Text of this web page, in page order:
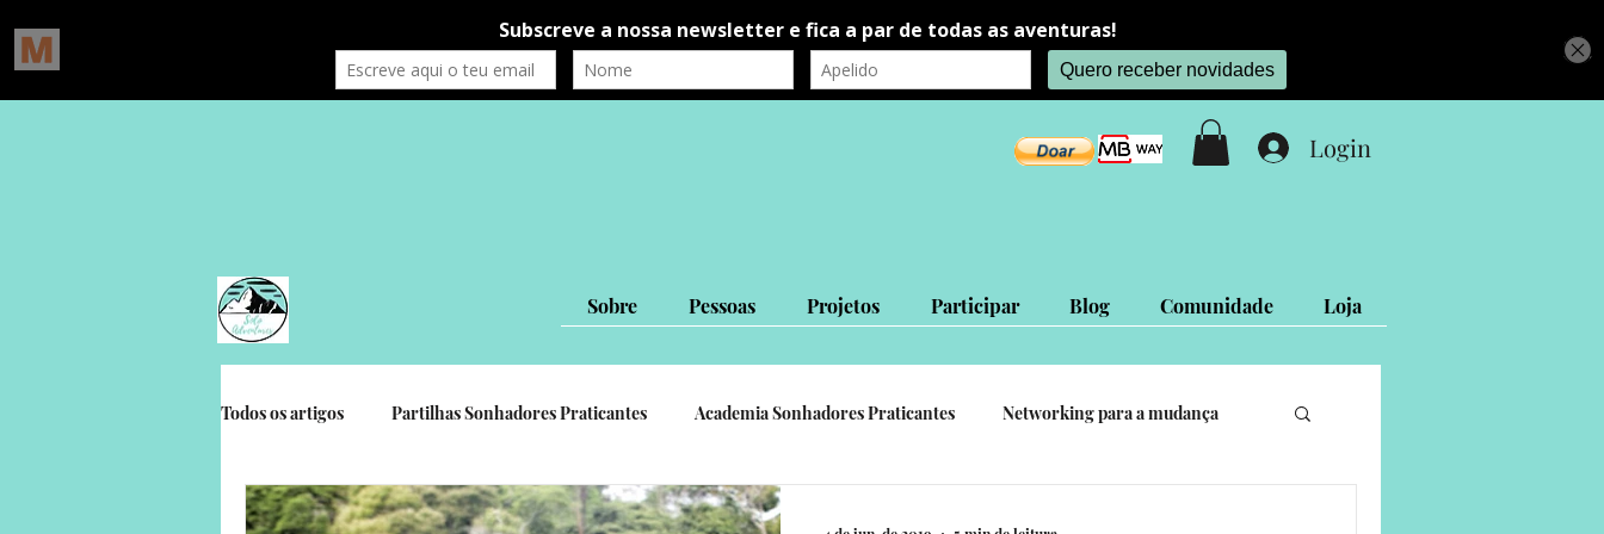
Login
Sobre Pessoas Projetos Participar Blog Comunidade Loja
Todos os artigos Partilhas Sonhadores Praticantes Academia Sonhadores Praticantes Networking para a mudança
Gratidão Social Crónicas autorrealização autoconhecimento